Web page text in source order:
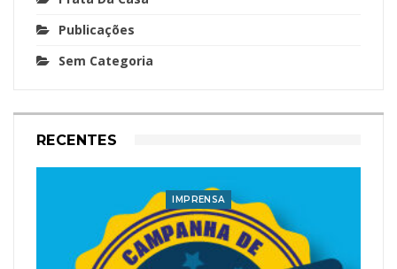
Publicações
Sem Categoria
RECENTES
IMPRENSA